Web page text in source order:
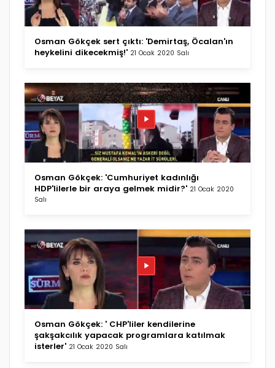
Osman Gökçek sert çıktı: 'Demirtaş, Öcalan'ın
heykelini dikecekmiş!' 21 Ocak 2020 Salı
Osman Gökçek: 'Cumhuriyet kadınlığı
HDP'lilerle bir araya gelmek midir?' 21 Ocak 2020
Salı
Osman Gökçek: ' CHP'liler kendilerine
şakşakcılık yapacak programlara katılmak
isterler' 21 Ocak 2020 Salı